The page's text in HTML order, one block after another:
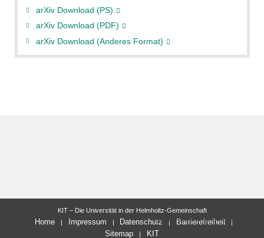
arXiv Download (PS)
arXiv Download (PDF)
arXiv Download (Anderes Format)
letzte Änderung: 04.06.2012
KIT – Die Universität in der Helmholtz-Gemeinschaft
Home Impressum Datenschutz
Barrierefreiheit
Sitemap
KIT